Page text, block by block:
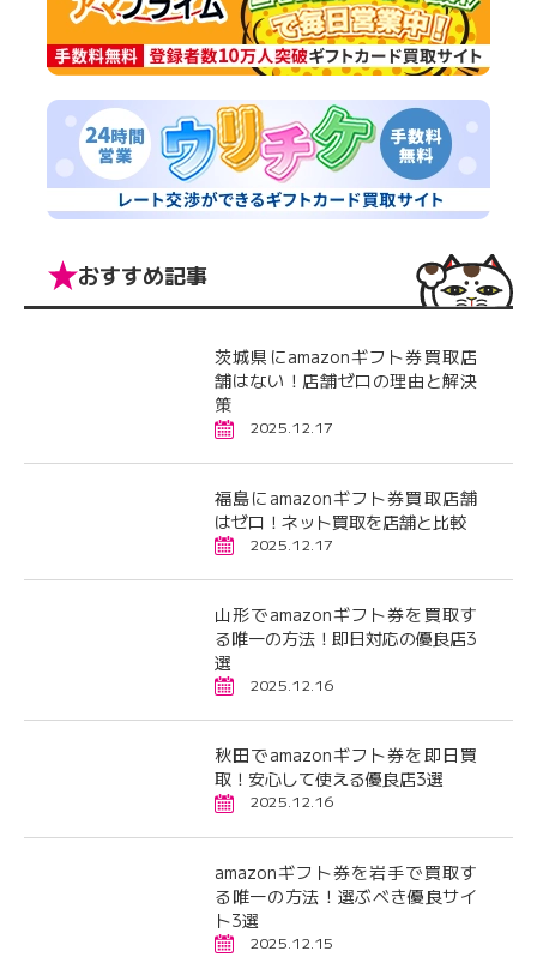
おすすめ記事
茨城県にamazonギフト券買取店
舗はない！店舗ゼロの理由と解決
策
2025.12.17
福島にamazonギフト券買取店舗
はゼロ！ネット買取を店舗と比較
2025.12.17
山形でamazonギフト券を買取す
る唯一の方法！即日対応の優良店3
選
2025.12.16
秋田でamazonギフト券を即日買
取！安心して使える優良店3選
2025.12.16
amazonギフト券を岩手で買取す
る唯一の方法！選ぶべき優良サイ
ト3選
2025.12.15